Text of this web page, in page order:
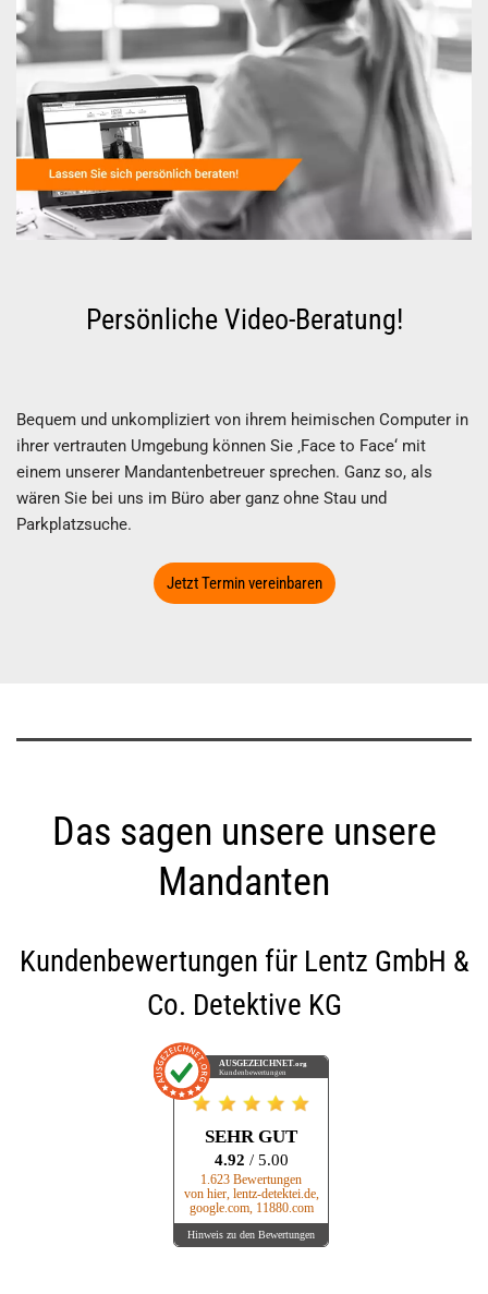
Persönliche Video-Beratung!
Bequem und unkompliziert von ihrem heimischen Computer in
ihrer vertrauten Umgebung können Sie ‚Face to Face‘ mit
einem unserer Mandantenbetreuer sprechen. Ganz so, als
wären Sie bei uns im Büro aber ganz ohne Stau und
Parkplatzsuche.
Jetzt Termin vereinbaren
Das sagen unsere unsere
Mandanten
Kundenbewertungen für Lentz GmbH &
Co. Detektive KG
AUSGEZEICHNET .org
Kundenbewertungen
SEHR GUT
4.92 / 5.00
1.623 Bewertungen
von hier, lentz-detektei.de,
google.com, 11880.com
Hinweis zu den Bewertungen